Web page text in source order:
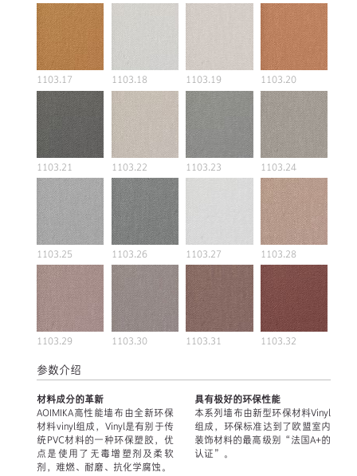
1103.17 1103.18 1103.19 1103.20
1103.21 1103.22 1103.23 1103.24
1103.25 1103.26 1103.27 1103.28
1103.29 1103.30 1103.31 1103.32
参数介绍
材料成分的革新
AOIMIKA高性能墙布由全新环保
材料vinyl组成，Vinyl是有别于传
统PVC材料的一种环保塑胶，优
点是使用了无毒增塑剂及柔软
剂，难燃、耐磨、抗化学腐蚀。
具有极好的环保性能
本系列墙布由新型环保材料Vinyl
组成，环保标准达到了欧盟室内
装饰材料的最高级别“法国A+的
认证”。